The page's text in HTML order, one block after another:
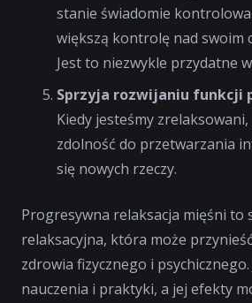
stanie świadomie
większą kontrolę nad swoim
Jest to niezwykle przydatne
Sprzyja rozwijaniu funkcji
Kiedy jesteśmy
zdolność do przetwarzania
się nowych rzeczy.
Progresywna relaksacja mięśni to
relaksacyjna, która może
zdrowia fizycznego i psychicznego.
nauczenia i praktyki, a jej efekty